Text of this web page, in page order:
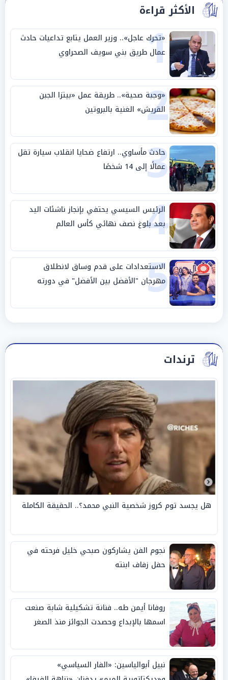
الأكثر قراءة
1
«تحرك عاجل».. وزير العمل يتابع تداعيات حادث
عمال طريق بني سويف الصحراوي
2
«وجبة صحية».. طريقة عمل «بيتزا الجبن
القريش» الغنية بالبروتين
3
حادث مأساوي.. ارتفاع ضحايا انقلاب سيارة تقل
عمالًا إلى 14 شخصًا
4
الرئيس السيسي يحتفي بإنجاز ناشئات اليد
بعد بلوغ نصف نهائي كأس العالم
5
الاستعدادات على قدم وساق لانطلاق
مهرجان "الأفضل بين الأفضل" في دورته
الخامسة
ترندات
هل يجسد توم كروز شخصية النبي محمد؟.. الحقيقة الكاملة
نجوم الفن يشاركون صبحي خليل فرحته في
حفل زفاف ابنته
روفانا أيمن طه.. فنانة تشكيلية شابة صنعت
اسمها بالإبداع وحصدت الجوائز منذ الصغر
نبيل أبوالياسين: «الفار السياسي»